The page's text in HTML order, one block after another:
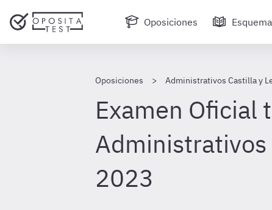
Oposiciones
Oposiciones Administrativos Castilla y
Examen Oficial
Administrativos
2023